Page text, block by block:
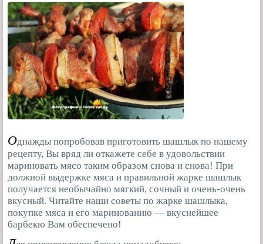
Однажды попробовав приготовить шашлык по нашему
рецепту, Вы вряд ли откажете себе в удовольствии
мариновать мясо таким образом снова и снова! При
должной выдержке мяса и правильной жарке шашлык
получается необычайно мягкий, сочный и очень-очень
вкусный. Читайте наши советы по жарке шашлыка,
покупке мяса и его маринованию — вкуснейшее
барбекю Вам обеспечено!